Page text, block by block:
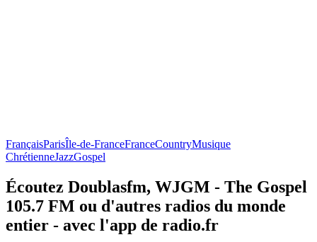
FrançaisParisÎle-de-FranceFranceCountryMusique
ChrétienneJazzGospel
Écoutez Doublasfm, WJGM - The Gospel
105.7 FM ou d'autres radios du monde
entier - avec l'app de radio.fr